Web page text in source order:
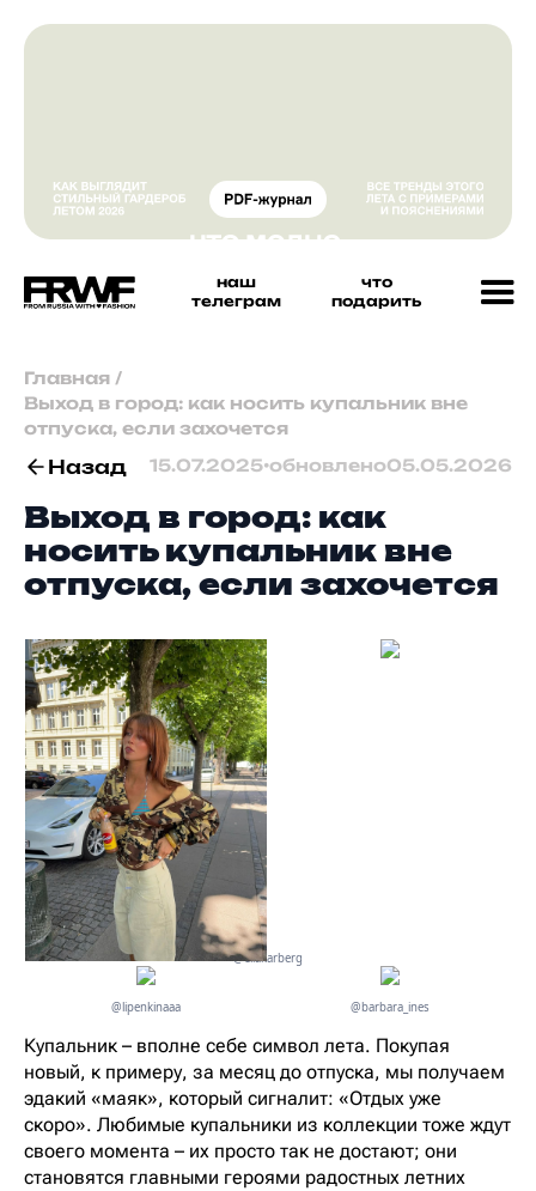
наш
телеграм
что
подарить
Главная /
Выход в город: как носить купальник вне
отпуска, если захочется
Назад 15.07.2025•обновлено05.05.2026
Выход в город: как
носить купальник вне
отпуска, если захочется
@ellakarberg
@lipenkinaaa @barbara_ines
Купальник – вполне себе символ лета. Покупая
новый, к примеру, за месяц до отпуска, мы получаем
эдакий «маяк», который сигналит: «Отдых уже
скоро». Любимые купальники из коллекции тоже ждут
своего момента – их просто так не достают; они
становятся главными героями радостных летних